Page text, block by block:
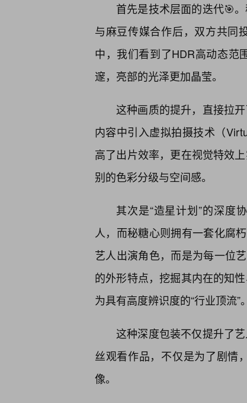
首先是技术层面的迭代🎯
与麻豆传媒合作后，双方共同
中，我们看到了HDR高动态范
邃，亮部的光泽更加晶莹。
这种画质的提升，直接拉
内容中引入虚拟拍摄技术（
高了出片效率，更在视觉特效
别的色彩分级与空间感。
其次是“造星计划”的深度
人，而秘糖心则拥有一套化腐
艺人出演角色，而是为每一位
的外形特点，挖掘其内在的知
为具有高度辨识度的“行业顶流”。
这种深度包装不仅提升了
丝观看作品，不仅是为了剧情
像。